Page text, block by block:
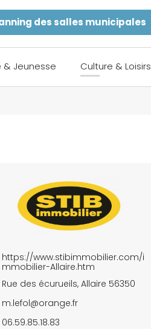
des salles municipales
& Jeunesse Culture & Loisirs
https://www.stibimmobilier.com/i
mmobilier-Allaire.htm
Rue des écurueils, Allaire 56350
m.lefol@orange.fr
06.59.85.18.83